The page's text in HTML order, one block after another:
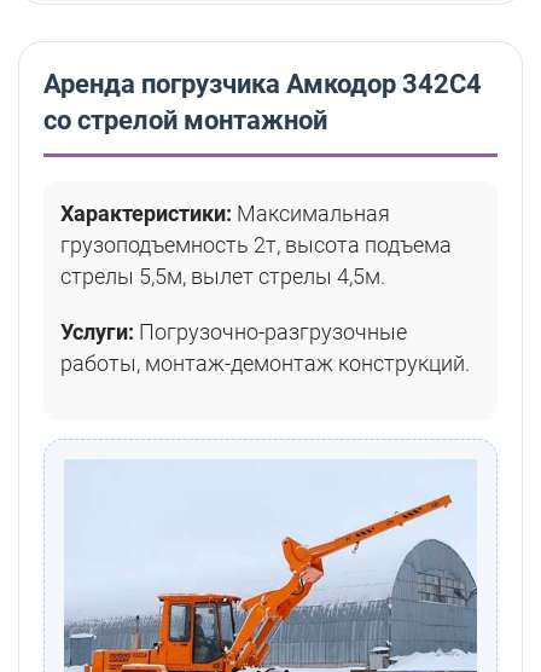
Аренда погрузчика Амкодор 342С4
со стрелой монтажной
Характеристики: Максимальная
грузоподъемность 2т, высота подъема
стрелы 5,5м, вылет стрелы 4,5м.
Услуги: Погрузочно-разгрузочные
работы, монтаж-демонтаж конструкций.